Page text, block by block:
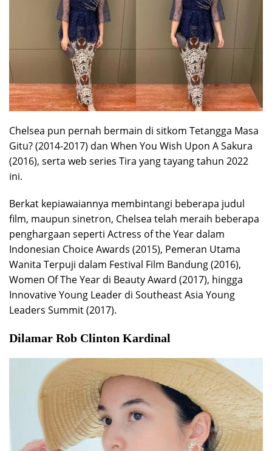
Chelsea pun pernah bermain di sitkom Tetangga Masa
Gitu? (2014-2017) dan When You Wish Upon A Sakura
(2016), serta web series Tira yang tayang tahun 2022
ini.
Berkat kepiawaiannya membintangi beberapa judul
film, maupun sinetron, Chelsea telah meraih beberapa
penghargaan seperti Actress of the Year dalam
Indonesian Choice Awards (2015), Pemeran Utama
Wanita Terpuji dalam Festival Film Bandung (2016),
Women Of The Year di Beauty Award (2017), hingga
Innovative Young Leader di Southeast Asia Young
Leaders Summit (2017).
Dilamar Rob Clinton Kardinal